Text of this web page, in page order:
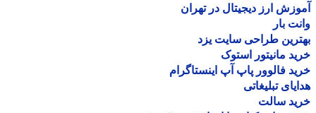
ارز دیجیتال در تهران
بار
طراحی سایت یزد
مانیتور استوک
فالوور پاپ آپ اینستاگرام
تبلیغاتی
سالت